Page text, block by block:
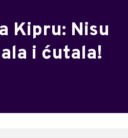
Kipru: Nisu
i ćutala!